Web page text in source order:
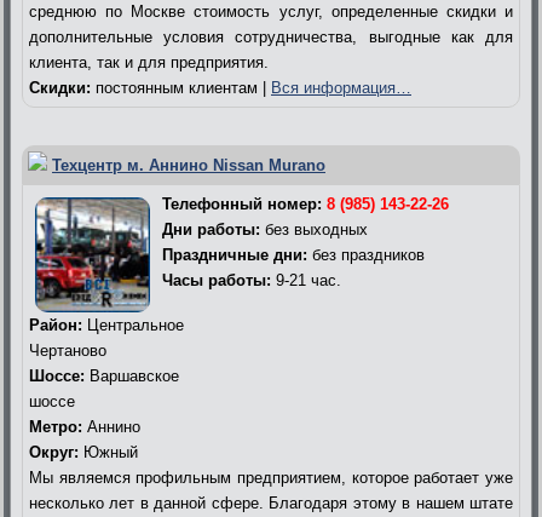
среднюю по Москве стоимость услуг, определенные скидки и
дополнительные условия сотрудничества, выгодные как для
клиента, так и для предприятия.
Скидки: постоянным клиентам | Вся информация…
Техцентр м. Аннино Nissan Murano
Телефонный номер: 8 (985) 143-22-26
Дни работы: без выходных
Праздничные дни: без праздников
Часы работы: 9-21 час.
Район: Центральное
Чертаново
Шоссе: Варшавское
шоссе
Метро: Аннино
Округ: Южный
Мы являемся профильным предприятием, которое работает уже
несколько лет в данной сфере. Благодаря этому в нашем штате